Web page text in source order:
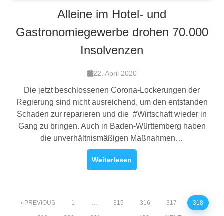
Alleine im Hotel- und
Gastronomiegewerbe drohen 70.000
Insolvenzen
22. April 2020
Die jetzt beschlossenen Corona-Lockerungen der
Regierung sind nicht ausreichend, um den entstanden
Schaden zur reparieren und die #Wirtschaft wieder in
Gang zu bringen. Auch in Baden-Württemberg haben
die unverhältnismäßigen Maßnahmen…
Weiterlesen
PREVIOUS 1 … 315 316 317 318